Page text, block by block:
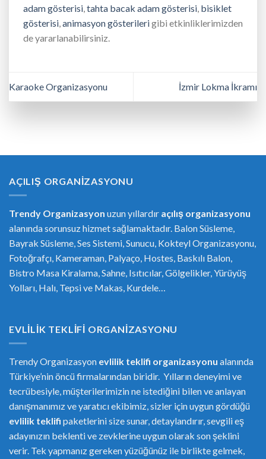
adam gösterisi,tahta bacak adam gösterisi, bisiklet
gösterisi,animasyon gösterilerigibi etkinliklerimizden
de yararlanabilirsiniz.
Karaoke Organizasyonu İzmir Lokma İkramı
AÇILIŞ ORGANIZASYONU
Trendy Organizasyon uzun yıllardır açılış organizasyonu
alanında sorunsuz hizmet sağlamaktadır. Balon Süsleme,
Bayrak Süsleme, Ses Sistemi, Sunucu, Kokteyl Organizasyonu,
Fotoğrafçı, Kameraman, Palyaço, Hostes, Baskılı Balon,
Bistro Masa Kiralama, Sahne, Isıtıcılar, Gölgelikler, Yürüyüş
Yolları, Halı, Tepsi ve Makas, Kurdele…
EVLILIK TEKLIFI ORGANIZASYONU
Trendy Organizasyon evlilik teklifi organizasyonu alanında
Türkiye’nin öncü firmalarından biridir. Yılların deneyimi ve
tecrübesiyle, müşterilerimizin ne istediğini bilen ve anlayan
danışmanımız ve yaratıcı ekibimiz, sizler için uygun gördüğü
evlilik teklifi paketlerini size sunar, detaylandırır, sevgili eş
adayınızın beklenti ve zevklerine uygun olarak son şeklini
verir. Tek yapmanız gereken yüzüğünüz ile birlikte gelmek,